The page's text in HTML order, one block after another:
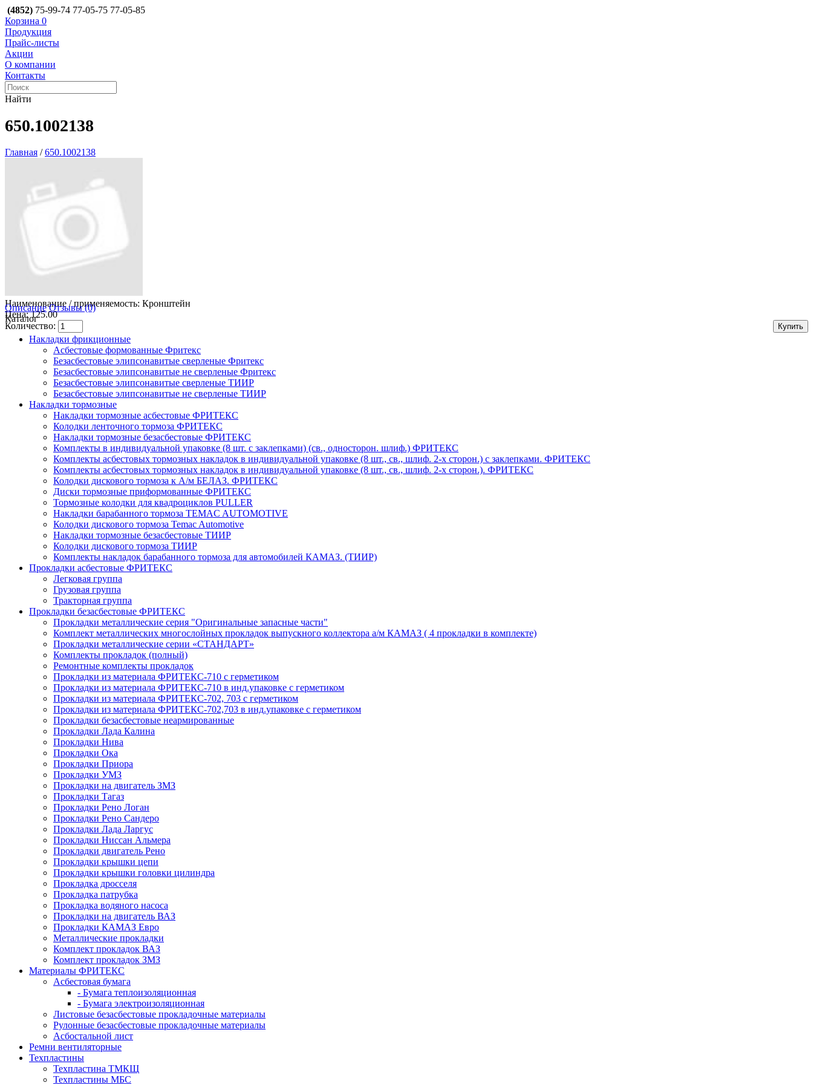
(4852) 75-99-74 77-05-75 77-05-85
Корзина 0
Продукция
Прайс-листы
Акции
О компании
Контакты
Найти
650.1002138
Главная /650.1002138
Наименование / применяемость: Кронштейн
Цена: 125.00
Количество:
Описание Отзывы (0)
Каталог
Накладки фрикционные
Асбестовые формованные Фритекс
Безасбестовые элипсонавитые сверленые Фритекс
Безасбестовые элипсонавитые не сверленые Фритекс
Безасбестовые элипсонавитые сверленые ТИИР
Безасбестовые элипсонавитые не сверленые ТИИР
Накладки тормозные
Накладки тормозные асбестовые ФРИТЕКС
Колодки ленточного тормоза ФРИТЕКС
Накладки тормозные безасбестовые ФРИТЕКС
Комплекты в индивидуальной упаковке (8 шт. с заклепками) (св., односторон. шлиф.) ФРИТЕКС
Комплекты асбестовых тормозных накладок в индивидуальной упаковке (8 шт., св., шлиф. 2-х сторон.) c заклепками. ФРИТЕКС
Комплекты асбестовых тормозных накладок в индивидуальной упаковке (8 шт., св., шлиф. 2-х сторон.). ФРИТЕКС
Колодки дискового тормоза к А/м БЕЛАЗ. ФРИТЕКС
Диски тормозные приформованные ФРИТЕКС
Тормозные колодки для квадроциклов PULLER
Накладки барабанного тормоза TEMAC AUTOMOTIVE
Колодки дискового тормоза Temac Automotive
Накладки тормозные безасбестовые ТИИР
Колодки дискового тормоза ТИИР
Комплекты накладок барабанного тормоза для автомобилей КАМАЗ. (ТИИР)
Прокладки асбестовые ФРИТЕКС
Легковая группа
Грузовая группа
Тракторная группа
Прокладки безасбестовые ФРИТЕКС
Прокладки металлические серия "Оригинальные запасные части"
Комплект металлических многослойных прокладок выпускного коллектора а/м КАМАЗ ( 4 прокладки в комплекте)
Прокладки металлические серии «СТАНДАРТ»
Комплекты прокладок (полный)
Ремонтные комплекты прокладок
Прокладки из материала ФРИТЕКС-710 с герметиком
Прокладки из материала ФРИТЕКС-710 в инд.упаковке с герметиком
Прокладки из материала ФРИТЕКС-702, 703 с герметиком
Прокладки из материала ФРИТЕКС-702,703 в инд.упаковке с герметиком
Прокладки безасбестовые неармированные
Прокладки Лада Калина
Прокладки Нива
Прокладки Ока
Прокладки Приора
Прокладки УМЗ
Прокладки на двигатель ЗМЗ
Прокладки Тагаз
Прокладки Рено Логан
Прокладки Рено Сандеро
Прокладки Лада Ларгус
Прокладки Ниссан Альмера
Прокладки двигатель Рено
Прокладки крышки цепи
Прокладки крышки головки цилиндра
Прокладка дросселя
Прокладка патрубка
Прокладка водяного насоса
Прокладки на двигатель ВАЗ
Прокладки КАМАЗ Евро
Металлические прокладки
Комплект прокладок ВАЗ
Комплект прокладок ЗМЗ
Материалы ФРИТЕКС
Асбестовая бумага
- Бумага теплоизоляционная
- Бумага электроизоляционная
Листовые безасбестовые прокладочные материалы
Рулонные безасбестовые прокладочные материалы
Асбостальной лист
Ремни вентиляторные
Техпластины
Техпластина ТМКЩ
Техпластины МБС